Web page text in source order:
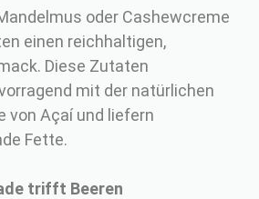
oder Cashewcreme
einen reichhaltigen,
Diese Zutaten
mit der natürlichen
von Açaí und liefern
Fette.
trifft Beeren